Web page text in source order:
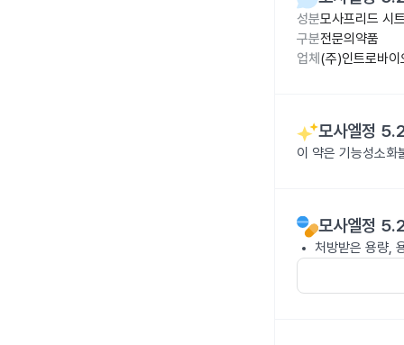
성분모사프리드 시
구분전문의약품
업체 (주)인트로바이
모사엘정
이 약은 기능성소화
모사엘정
처방받은 용량,